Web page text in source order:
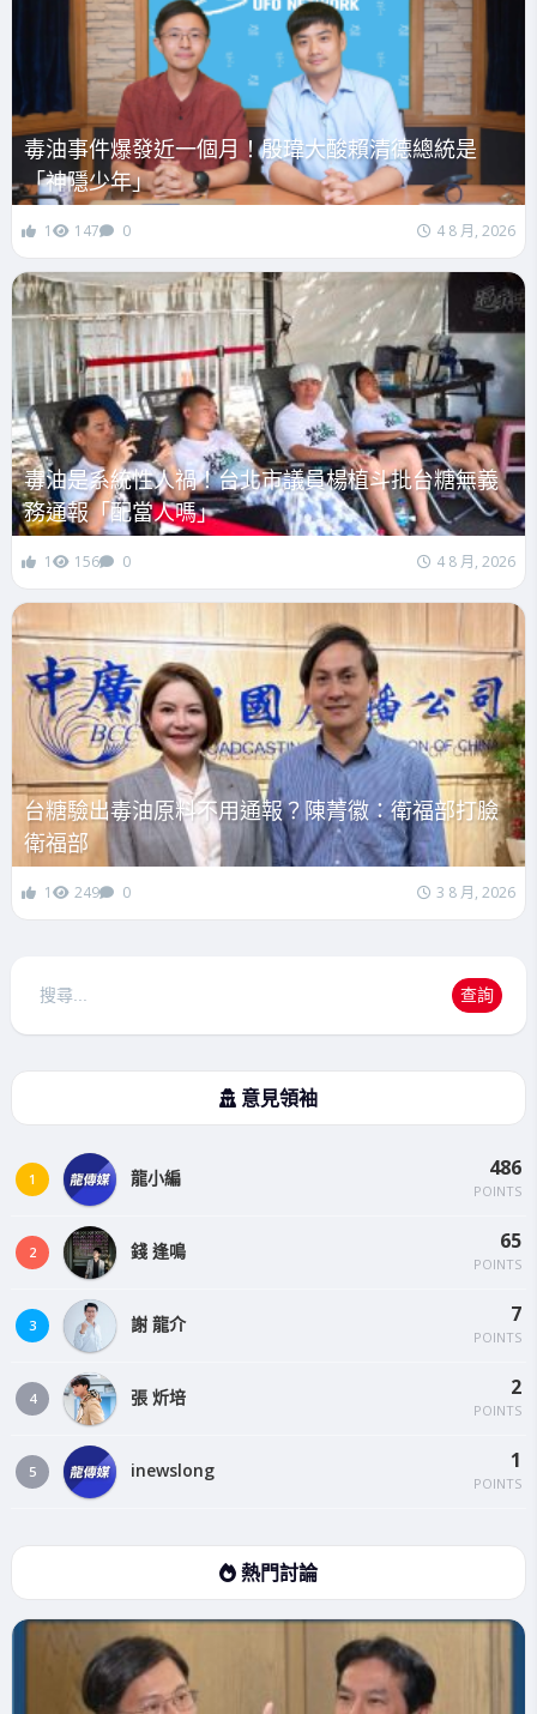
毒油事件爆發近一個月！殷瑋大酸賴清德總統是
「神隱少年」
1 147 0 4 8 月, 2026
毒油是系統性人禍！台北市議員楊植斗批台糖無義
務通報「配當人嗎」
1 156 0 4 8 月, 2026
台糖驗出毒油原料不用通報？陳菁徽：衛福部打臉
衛福部
1 249 0 3 8 月, 2026
搜
查詢
意見領袖
1 龍小編 486
POINTS
2 錢 逢鳴 65
POINTS
3 謝 龍介 7
POINTS
4 張 炘培 2
POINTS
5 inewslong 1
POINTS
熱門討論